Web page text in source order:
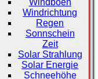
Windrichtung
Regen
Sonnschein
Zeit
Solar Strahlung
Solar Energie
Schneehöhe